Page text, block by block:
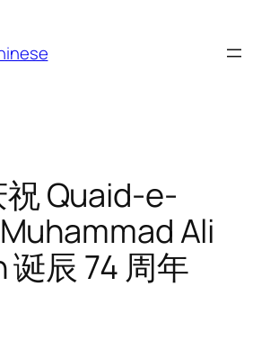
Quaid-e-
Ali
诞辰 74 周年